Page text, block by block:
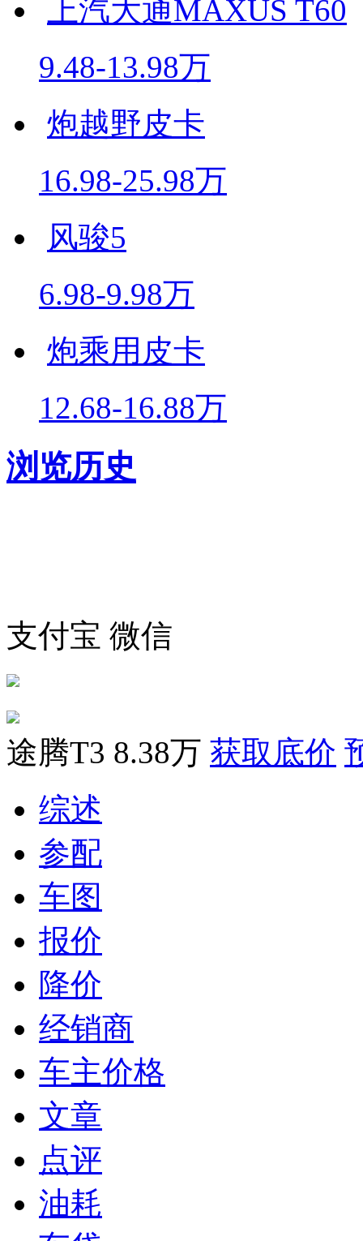
上汽大通MAXUS T60
9.48-13.98万
炮越野皮卡
16.98-25.98万
风骏5
6.98-9.98万
炮乘用皮卡
12.68-16.88万
浏览历史
支付宝 微信
途腾T3 8.38万 获取底价
综述
参配
车图
报价
降价
经销商
车主价格
文章
点评
油耗